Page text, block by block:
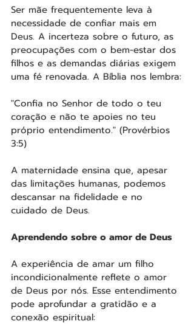
Ser mãe frequentemente leva à
necessidade de confiar mais em
Deus. A incerteza sobre o futuro, as
preocupações com o bem-estar dos
filhos e as demandas diárias exigem
uma fé renovada. A Bíblia nos lembra:
"Confia no Senhor de todo o teu
coração e não te apoies no teu
próprio entendimento." (Provérbios
3:5)
A maternidade ensina que, apesar
das limitações humanas, podemos
descansar na fidelidade e no
cuidado de Deus.
Aprendendo sobre o amor de Deus
A experiência de amar um filho
incondicionalmente reflete o amor
de Deus por nós. Esse entendimento
pode aprofundar a gratidão e a
conexão espiritual: